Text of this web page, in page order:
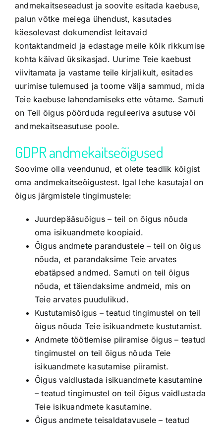
andmekaitseseadust ja soovite esitada kaebuse,
palun võtke meiega ühendust, kasutades
käesolevast dokumendist leitavaid
kontaktandmeid ja edastage meile kõik rikkumise
kohta käivad üksikasjad. Uurime Teie kaebust
viivitamata ja vastame teile kirjalikult, esitades
uurimise tulemused ja toome välja sammud, mida
Teie kaebuse lahendamiseks ette võtame. Samuti
on Teil õigus pöörduda reguleeriva asutuse või
andmekaitseasutuse poole.
GDPR andmekaitseõigused
Soovime olla veendunud, et olete teadlik kõigist
oma andmekaitseõigustest. Igal lehe kasutajal on
õigus järgmistele tingimustele:
Juurdepääsuõigus – teil on õigus nõuda
oma isikuandmete koopiaid.
Õigus andmete parandustele – teil on õigus
nõuda, et parandaksime Teie arvates
ebatäpsed andmed. Samuti on teil õigus
nõuda, et täiendaksime andmeid, mis on
Teie arvates puudulikud.
Kustutamisõigus – teatud tingimustel on teil
õigus nõuda Teie isikuandmete kustutamist.
Andmete töötlemise piiramise õigus – teatud
tingimustel on teil õigus nõuda Teie
isikuandmete kasutamise piiramist.
Õigus vaidlustada isikuandmete kasutamine
– teatud tingimustel on teil õigus vaidlustada
Teie isikuandmete kasutamine.
Õigus andmete teisaldatavusele – teatud